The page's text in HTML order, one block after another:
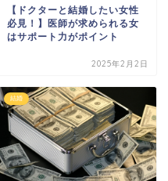
【ドクターと結婚したい女性
必見！】医師が求められる女
はサポート力がポイント
2025年2月2日
結婚